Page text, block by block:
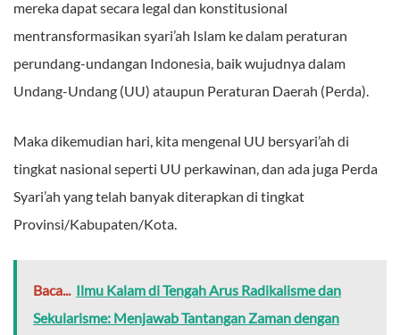
mereka dapat secara legal dan konstitusional
mentransformasikan syari’ah Islam ke dalam peraturan
perundang-undangan Indonesia, baik wujudnya dalam
Undang-Undang (UU) ataupun Peraturan Daerah (Perda).
Maka dikemudian hari, kita mengenal UU bersyari’ah di
tingkat nasional seperti UU perkawinan, dan ada juga Perda
Syari’ah yang telah banyak diterapkan di tingkat
Provinsi/Kabupaten/Kota.
Baca... Ilmu Kalam di Tengah Arus Radikalisme dan
Sekularisme: Menjawab Tantangan Zaman dengan